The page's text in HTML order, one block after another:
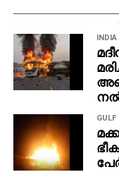
തുടര്‍ന്നാണ്
വോട്ടര്‍
വ്യാജ
കുടുംബാംഗങ്ങളും
പരാതി.
അടിസ്ഥാനത്തിലാണ്
ഒഴിവാക്കിയത്.
എന്നാല്‍, വോട്ടര്‍
INDIA
GULF